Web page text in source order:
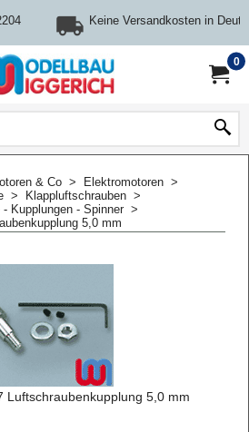
Keine Versandkosten in
0
& Co > Elektromotoren >
> Klappluftschrauben >
Kupplungen - Spinner >
5,0 mm
Luftschraubenkupplung 5,0 mm